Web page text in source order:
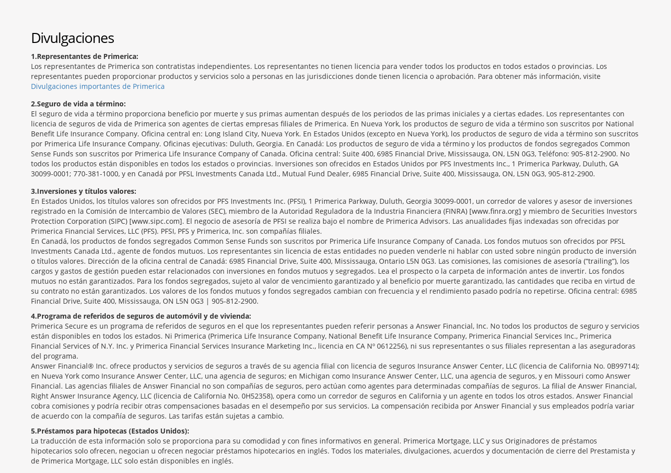
Divulgaciones
1 Representantes de Primerica:
Los representantes de Primerica son contratistas independientes. Los representantes no tienen licencia para vender todos los productos en todos estados o provincias. Los
representantes pueden proporcionar productos y servicios solo a personas en las jurisdicciones donde tienen licencia o aprobación. Para obtener más información, visite
Divulgaciones importantes de Primerica
2 Seguro de vida a término:
El seguro de vida a término proporciona beneficio por muerte y sus primas aumentan después de los periodos de las primas iniciales y a ciertas edades. Los representantes con
licencia de seguros de vida de Primerica son agentes de ciertas empresas filiales de Primerica. En Nueva York, los productos de seguro de vida a término son suscritos por National
Benefit Life Insurance Company. Oficina central en: Long Island City, Nueva York. En Estados Unidos (excepto en Nueva York), los productos de seguro de vida a término son suscritos
por Primerica Life Insurance Company. Oficinas ejecutivas: Duluth, Georgia. En Canadá: Los productos de seguro de vida a término y los productos de fondos segregados Common
Sense Funds son suscritos por Primerica Life Insurance Company of Canada. Oficina central: Suite 400, 6985 Financial Drive, Mississauga, ON, L5N 0G3, Teléfono: 905-812-2900. No
todos los productos están disponibles en todos los estados o provincias. Inversiones son ofrecidos en Estados Unidos por PFS Investments Inc., 1 Primerica Parkway, Duluth, GA
30099-0001; 770-381-1000, y en Canadá por PFSL Investments Canada Ltd., Mutual Fund Dealer, 6985 Financial Drive, Suite 400, Mississauga, ON, L5N 0G3, 905-812-2900.
3 Inversiones y títulos valores:
En Estados Unidos, los títulos valores son ofrecidos por PFS Investments Inc. (PFSI), 1 Primerica Parkway, Duluth, Georgia 30099-0001, un corredor de valores y asesor de inversiones
registrado en la Comisión de Intercambio de Valores (SEC), miembro de la Autoridad Reguladora de la Industria Financiera (FINRA) [www.finra.org] y miembro de Securities Investors
Protection Corporation (SIPC) [www.sipc.com]. El negocio de asesoría de PFSI se realiza bajo el nombre de Primerica Advisors. Las anualidades fijas indexadas son ofrecidas por
Primerica Financial Services, LLC (PFS). PFSI, PFS y Primerica, Inc. son compañías filiales.
En Canadá, los productos de fondos segregados Common Sense Funds son suscritos por Primerica Life Insurance Company of Canada. Los fondos mutuos son ofrecidos por PFSL
Investments Canada Ltd., agente de fondos mutuos. Los representantes sin licencia de estas entidades no pueden venderle ni hablar con usted sobre ningún producto de inversión
o títulos valores. Dirección de la oficina central de Canadá: 6985 Financial Drive, Suite 400, Mississauga, Ontario L5N 0G3. Las comisiones, las comisiones de asesoría (“trailing”), los
cargos y gastos de gestión pueden estar relacionados con inversiones en fondos mutuos y segregados. Lea el prospecto o la carpeta de información antes de invertir. Los fondos
mutuos no están garantizados. Para los fondos segregados, sujeto al valor de vencimiento garantizado y al beneficio por muerte garantizado, las cantidades que reciba en virtud de
su contrato no están garantizados. Los valores de los fondos mutuos y fondos segregados cambian con frecuencia y el rendimiento pasado podría no repetirse. Oficina central: 6985
Financial Drive, Suite 400, Mississauga, ON L5N 0G3 | 905-812-2900.
4 Programa de referidos de seguros de automóvil y de vivienda:
Primerica Secure es un programa de referidos de seguros en el que los representantes pueden referir personas a Answer Financial, Inc. No todos los productos de seguro y servicios
están disponibles en todos los estados. Ni Primerica (Primerica Life Insurance Company, National Benefit Life Insurance Company, Primerica Financial Services Inc., Primerica
Financial Services of N.Y. Inc. y Primerica Financial Services Insurance Marketing Inc., licencia en CA Nº 0612256), ni sus representantes o sus filiales representan a las aseguradoras
del programa.
Answer Financial® Inc. ofrece productos y servicios de seguros a través de su agencia filial con licencia de seguros Insurance Answer Center, LLC (licencia de California No. 0B99714);
en Nueva York como Insurance Answer Center, LLC, una agencia de seguros; en Michigan como Insurance Answer Center, LLC, una agencia de seguros, y en Missouri como Answer
Financial. Las agencias filiales de Answer Financial no son compañías de seguros, pero actúan como agentes para determinadas compañías de seguros. La filial de Answer Financial,
Right Answer Insurance Agency, LLC (licencia de California No. 0H52358), opera como un corredor de seguros en California y un agente en todos los otros estados. Answer Financial
cobra comisiones y podría recibir otras compensaciones basadas en el desempeño por sus servicios. La compensación recibida por Answer Financial y sus empleados podría variar
de acuerdo con la compañía de seguros. Las tarifas están sujetas a cambio.
5 Préstamos para hipotecas (Estados Unidos):
La traducción de esta información solo se proporciona para su comodidad y con fines informativos en general. Primerica Mortgage, LLC y sus Originadores de préstamos
hipotecarios solo ofrecen, negocian u ofrecen negociar préstamos hipotecarios en inglés. Todos los materiales, divulgaciones, acuerdos y documentación de cierre del Prestamista y
de Primerica Mortgage, LLC solo están disponibles en inglés.